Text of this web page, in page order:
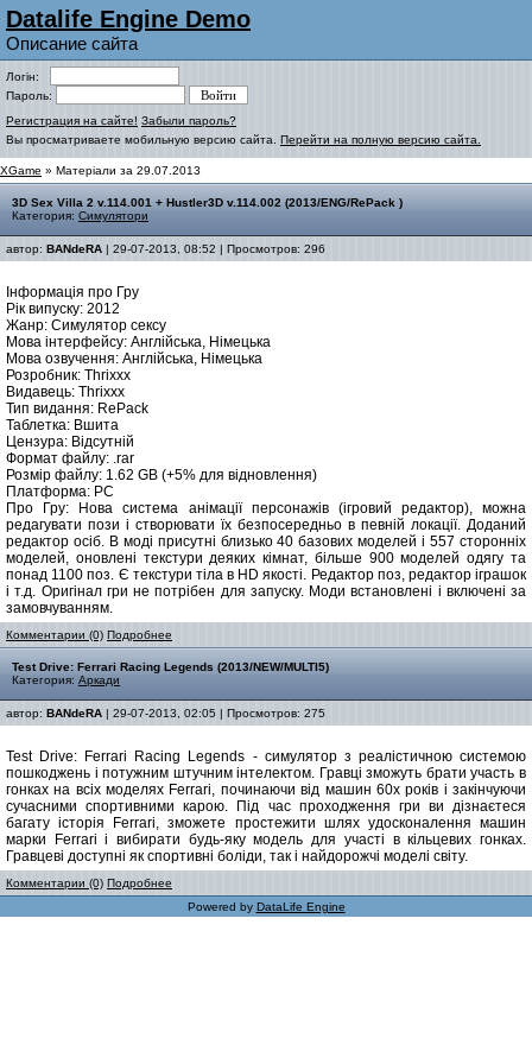
Datalife Engine Demo
Описание сайта
Логін:
Пароль:
Регистрация на сайте! Забыли пароль?
Вы просматриваете мобильную версию сайта. Перейти на полную версию сайта.
XGame » Матеріали за 29.07.2013
3D Sex Villa 2 v.114.001 + Hustler3D v.114.002 (2013/ENG/RePack )
Категория: Симулятори
автор: BANdeRA | 29-07-2013, 08:52 | Просмотров: 296
Інформація про Гру
Рік випуску: 2012
Жанр: Симулятор сексу
Мова інтерфейсу: Англійська, Німецька
Мова озвучення: Англійська, Німецька
Розробник: Thrixxx
Видавець: Thrixxx
Тип видання: RePack
Таблетка: Вшита
Цензура: Відсутній
Формат файлу: .rar
Розмір файлу: 1.62 GB (+5% для відновлення)
Платформа: PC
Про Гру: Нова система анімації персонажів (ігровий редактор), можна
редагувати пози і створювати їх безпосередньо в певній локації. Доданий
редактор осіб. В моді присутні близько 40 базових моделей і 557 сторонніх
моделей, оновлені текстури деяких кімнат, більше 900 моделей одягу та
понад 1100 поз. Є текстури тіла в HD якості. Редактор поз, редактор іграшок
і т.д. Оригінал гри не потрібен для запуску. Моди встановлені і включені за
замовчуванням.
Комментарии (0) Подробнее
Test Drive: Ferrari Racing Legends (2013/NEW/MULTI5)
Категория: Аркади
автор: BANdeRA | 29-07-2013, 02:05 | Просмотров: 275
Test Drive: Ferrari Racing Legends - симулятор з реалістичною системою
пошкоджень і потужним штучним інтелектом. Гравці зможуть брати участь в
гонках на всіх моделях Ferrari, починаючи від машин 60х років і закінчуючи
сучасними спортивними карою. Під час проходження гри ви дізнаєтеся
багату історія Ferrari, зможете простежити шлях удосконалення машин
марки Ferrari і вибирати будь-яку модель для участі в кільцевих гонках.
Гравцеві доступні як спортивні боліди, так і найдорожчі моделі світу.
Комментарии (0) Подробнее
Powered by DataLife Engine